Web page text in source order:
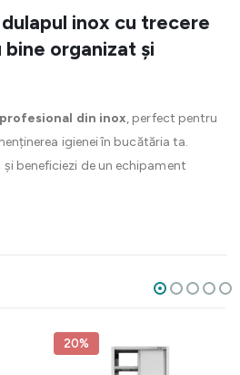
inox cu trecere
organizat și
din inox, perfect pentru
igienei în bucătăria ta.
beneficiezi de un echipament
20%